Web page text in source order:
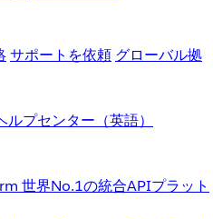
サポートを依頼 グローバル拠
ルプセンター（英語）
世界No.1の統合APIプラット